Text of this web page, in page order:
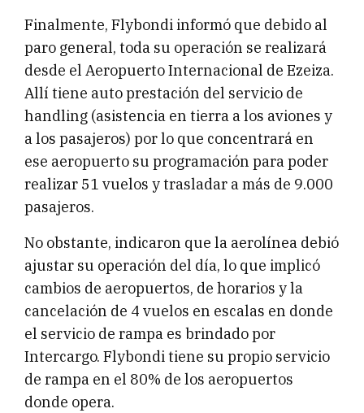
Finalmente, Flybondi informó que debido al
paro general, toda su operación se realizará
desde el Aeropuerto Internacional de Ezeiza.
Allí tiene auto prestación del servicio de
handling (asistencia en tierra a los aviones y
a los pasajeros) por lo que concentrará en
ese aeropuerto su programación para poder
realizar 51 vuelos y trasladar a más de 9.000
pasajeros.
No obstante, indicaron que la aerolínea debió
ajustar su operación del día, lo que implicó
cambios de aeropuertos, de horarios y la
cancelación de 4 vuelos en escalas en donde
el servicio de rampa es brindado por
Intercargo. Flybondi tiene su propio servicio
de rampa en el 80% de los aeropuertos
donde opera.